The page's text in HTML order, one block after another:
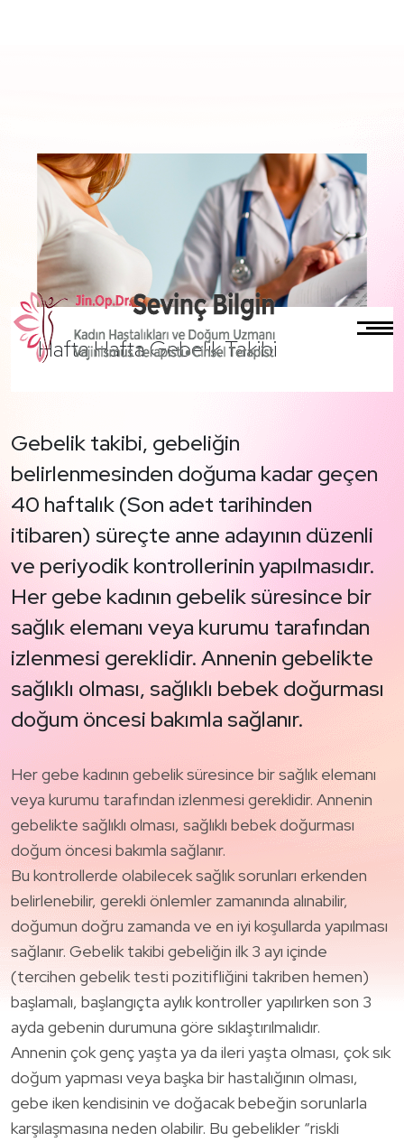
Hafta Hafta Gebelik Takibi
Gebelik takibi, gebeliğin
belirlenmesinden doğuma kadar geçen
40 haftalık (Son adet tarihinden
itibaren) süreçte anne adayının düzenli
ve periyodik kontrollerinin yapılmasıdır.
Her gebe kadının gebelik süresince bir
sağlık elemanı veya kurumu tarafından
izlenmesi gereklidir. Annenin gebelikte
sağlıklı olması, sağlıklı bebek doğurması
doğum öncesi bakımla sağlanır.
Her gebe kadının gebelik süresince bir sağlık elemanı
veya kurumu tarafından izlenmesi gereklidir. Annenin
gebelikte sağlıklı olması, sağlıklı bebek doğurması
doğum öncesi bakımla sağlanır.
Bu kontrollerde olabilecek sağlık sorunları erkenden
belirlenebilir, gerekli önlemler zamanında alınabilir,
doğumun doğru zamanda ve en iyi koşullarda yapılması
sağlanır. Gebelik takibi gebeliğin ilk 3 ayı içinde
(tercihen gebelik testi pozitifliğini takriben hemen)
başlamalı, başlangıçta aylık kontroller yapılırken son 3
ayda gebenin durumuna göre sıklaştırılmalıdır.
Annenin çok genç yaşta ya da ileri yaşta olması, çok sık
doğum yapması veya başka bir hastalığının olması,
gebe iken kendisinin ve doğacak bebeğin sorunlarla
karşılaşmasına neden olabilir. Bu gebelikler “riskli